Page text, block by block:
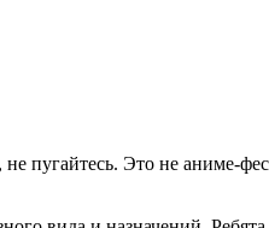
Это не аниме-